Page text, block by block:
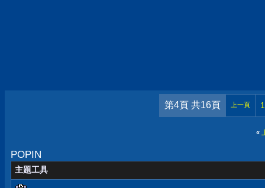
第4頁 共16頁 上一頁 1
«
POPIN
主題工具